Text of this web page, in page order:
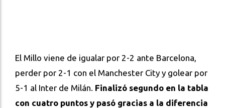
El Millo viene de igualar por 2-2 ante Barcelona,
perder por 2-1 con el Manchester City y golear por
5-1 al Inter de Milán. Finalizó segundo en la tabla
con cuatro puntos y pasó gracias a la diferencia